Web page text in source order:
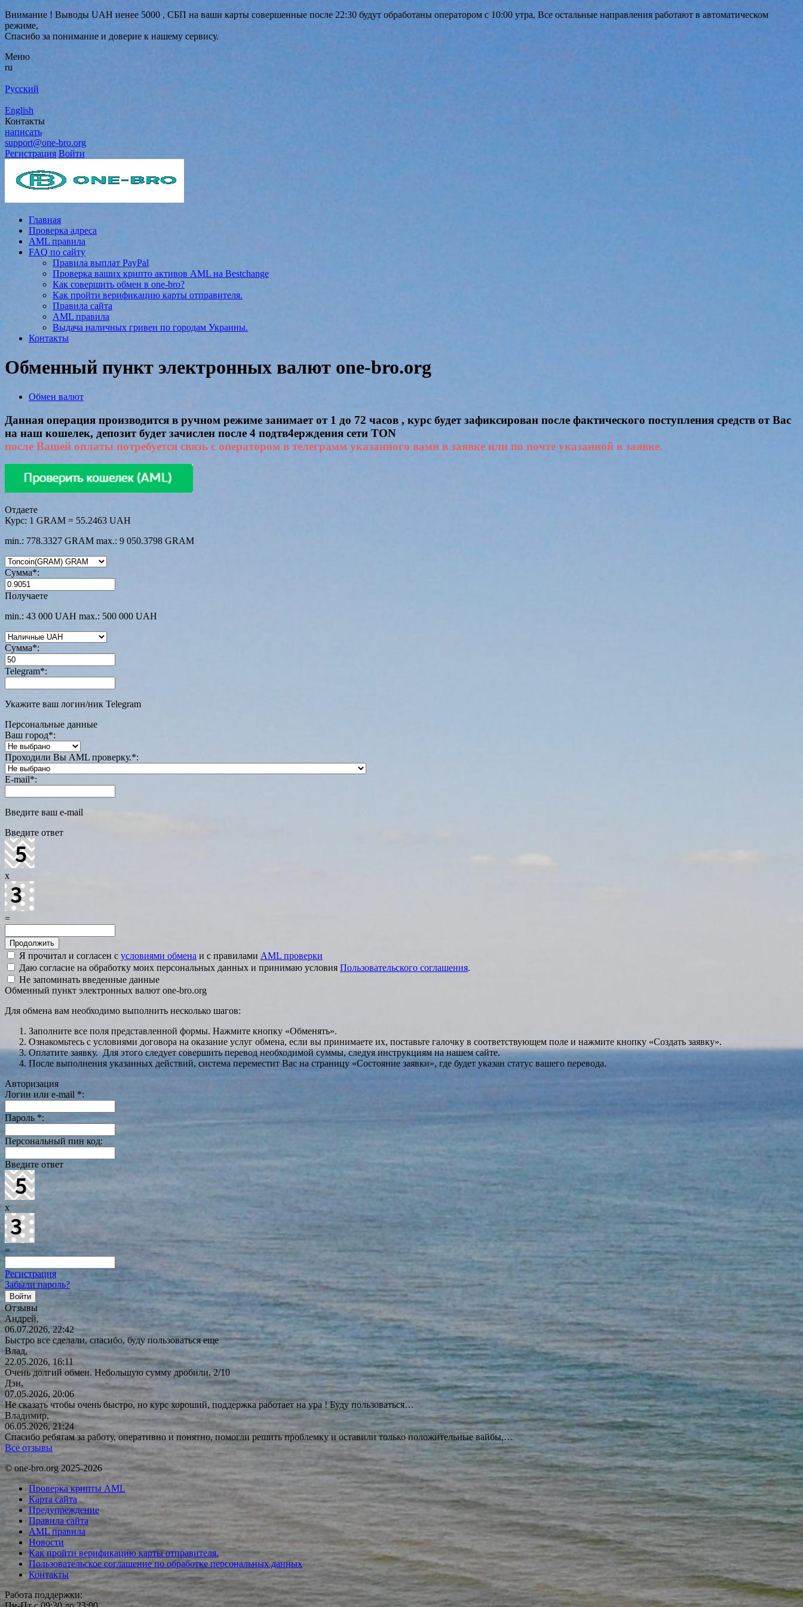
Внимание ! Выводы UAH иенее 5000 , СБП на ваши карты совершенные после 22:30 будут обработаны оператором с 10:00 утра, Все остальные направления работают в автоматическом
режиме,
Спасибо за понимание и доверие к нашему сервису.
Меню
ru
Русский
English
Контакты
написать
support@one-bro.org
Регистрация Войти
Главная
Проверка адреса
AML правила
FAQ по сайту
Правила выплат PayPal
Проверка ваших крипто активов AML на Bestchange
Как совершить обмен в one-bro?
Как пройти верификацию карты отправителя.
Правила сайта
AML правила
Выдача наличных гривен по городам Украины.
Контакты
Обменный пункт электронных валют one-bro.org
Обмен валют
Данная операция производится в ручном режиме занимает от 1 до 72 часов , курс будет зафиксирован после фактического поступления средств от Вас
на наш кошелек, депозит будет зачислен после 4 подтв4ерждения сети TON
после Вашей оплаты потребуется связь с оператором в телеграмм указанного вами в заявке или по почте указанной в заявке.
Отдаете
Курс: 1 GRAM = 55.2463 UAH
min.: 778.3327 GRAM max.: 9 050.3798 GRAM
Сумма*:
Получаете
min.: 43 000 UAH max.: 500 000 UAH
Сумма*:
Telegram*:
Укажите ваш логин/ник Telegram
Персональные данные
Ваш город*:
Проходили Вы AML проверку.*:
E-mail*:
Введите ваш e-mail
Введите ответ
x
=
Я прочитал и согласен с условиями обмена и с правилами AML проверки
Даю согласие на обработку моих персональных данных и принимаю условия Пользовательского соглашения.
Не запоминать введенные данные
Обменный пункт электронных валют one-bro.org
Для обмена вам необходимо выполнить несколько шагов:
Заполните все поля представленной формы. Нажмите кнопку «Обменять».
Ознакомьтесь с условиями договора на оказание услуг обмена, если вы принимаете их, поставьте галочку в соответствующем поле и нажмите кнопку «Создать заявку».
Оплатите заявку. Для этого следует совершить перевод необходимой суммы, следуя инструкциям на нашем сайте.
После выполнения указанных действий, система переместит Вас на страницу «Состояние заявки», где будет указан статус вашего перевода.
Авторизация
Логин или e-mail *:
Пароль *:
Персональный пин код:
Введите ответ
x
=
Регистрация
Забыли пароль?
Отзывы
Андрей,
06.07.2026, 22:42
Быстро все сделали, спасибо, буду пользоваться еще
Влад,
22.05.2026, 16:11
Очень долгий обмен. Небольшую сумму дробили. 2/10
Дэн,
07.05.2026, 20:06
Не сказать чтобы очень быстро, но курс хороший, поддержка работает на ура ! Буду пользоваться…
Владимир,
06.05.2026, 21:24
Спасибо ребятам за работу, оперативно и понятно, помогли решить проблемку и оставили только положительные вайбы,…
Все отзывы
© one-bro.org 2025-2026
Проверка крипты AML
Карта сайта
Предупреждение
Правила сайта
AML правила
Новости
Как пройти верификацию карты отправителя.
Пользовательское соглашение по обработке персональных данных
Контакты
Работа поддержки: